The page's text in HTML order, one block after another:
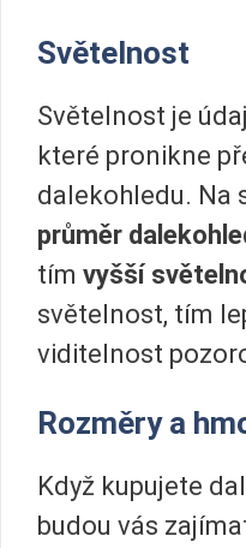
Světelnost
Světelnost je
které pronikne
dalekohledu. Na
průměr
tím vyšší
světelnost, tím
viditelnost
Rozměry a
Když kupujete
budou vás